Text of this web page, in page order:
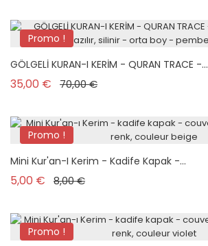
Promo !
Nouveau
GÖLGELİ KURAN-I KERİM - QURAN TRACE -...
35,00 € Prix de base
70,00 €Prix
Promo !
Nouveau
Mini Kur'an-I Kerim - Kadife Kapak -...
5,00 € Prix de base
8,00 €Prix
Promo !